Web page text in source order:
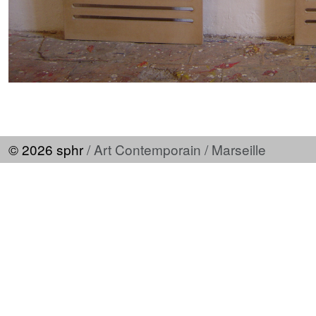
© 2026 sphr/ Art Contemporain / Marseille